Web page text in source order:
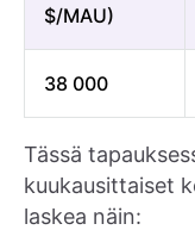
$/MAU)
38 000
Tässä
kuukausittaiset
laskea näin: